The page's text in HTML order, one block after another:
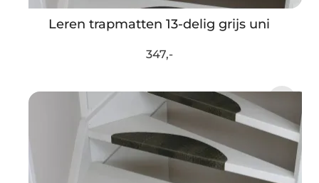
Leren trapmatten 13-delig grijs uni
347,-